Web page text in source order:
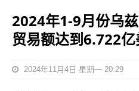
2024年1-9月份乌
贸易额达到6.722
2024年11月4日 星期一 20:29